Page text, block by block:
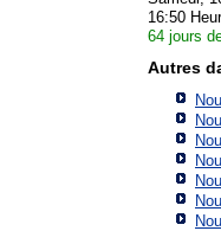
16:50
64 jours
Autres